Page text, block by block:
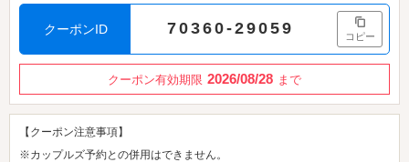
クーポンID 70360-29059 コピー
クーポン有効期限 2026/08/28 まで
【クーポン注意事項】
※カップルズ予約との併用はできません。